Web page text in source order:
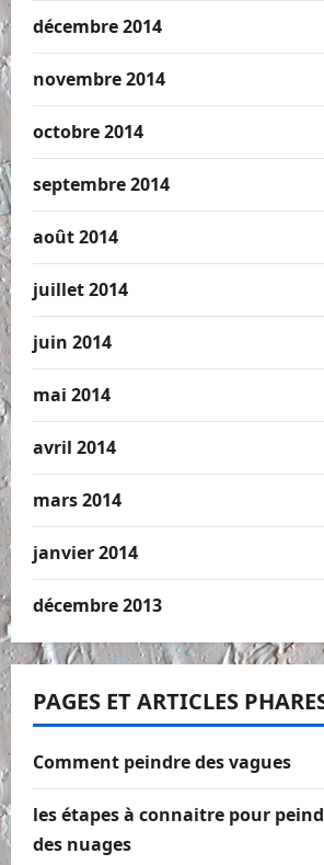
décembre 2014
novembre 2014
octobre 2014
septembre 2014
août 2014
juillet 2014
juin 2014
mai 2014
avril 2014
mars 2014
janvier 2014
décembre 2013
PAGES ET ARTICLES
Comment peindre des vagues
les étapes à connaitre pour
des nuages